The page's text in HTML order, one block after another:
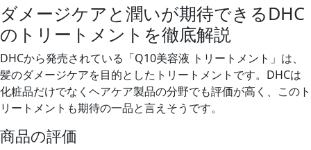
ダメージケアと潤いが期待できるDHC
のトリートメントを徹底解説
DHCから発売されている「Q10美容液 トリートメント」は、
髪のダメージケアを目的としたトリートメントです。DHCは
化粧品だけでなくヘアケア製品の分野でも評価が高く、このト
リートメントも期待の一品と言えそうです。
商品の評価